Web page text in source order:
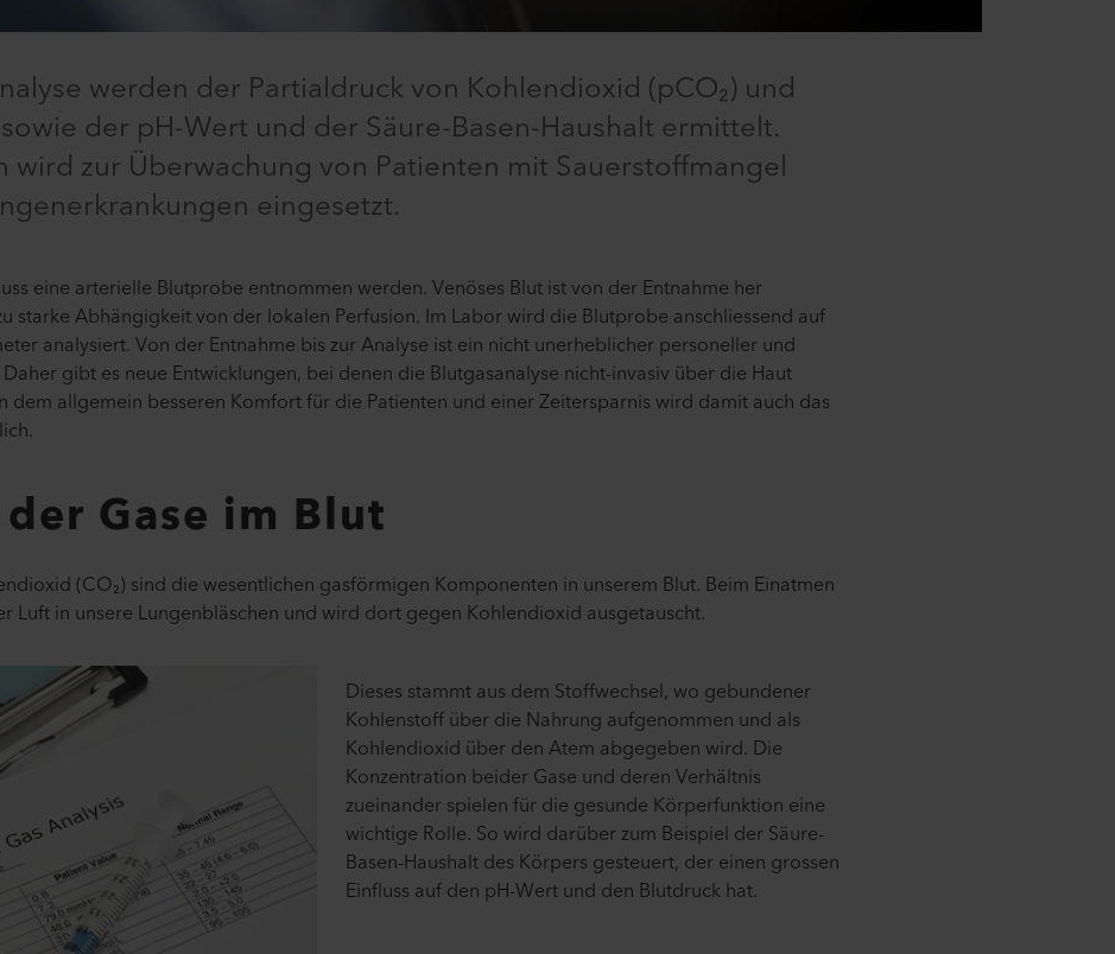
werden der Partialdruck von Kohlendioxid (pCO₂) und
der pH-Wert und der Säure-Basen-Haushalt ermittelt.
wird zur Überwachung von Patienten mit Sauerstoffmangel
eingesetzt.
eine arterielle Blutprobe entnommen werden. Venöses Blut ist von der Entnahme her
starke Abhängigkeit von der lokalen Perfusion. Im Labor wird die Blutprobe anschliessend auf
analysiert. Von der Entnahme bis zur Analyse ist ein nicht unerheblicher personeller und
gibt es neue Entwicklungen, bei denen die Blutgasanalyse nicht-invasiv über die Haut
allgemein besseren Komfort für die Patienten und einer Zeitersparnis wird damit auch das
Gase im Blut
(CO₂) sind die wesentlichen gasförmigen Komponenten in unserem Blut. Beim Einatmen
Luft in unsere Lungenbläschen und wird dort gegen Kohlendioxid ausgetauscht.
Dieses stammt aus dem Stoffwechsel, wo gebundener
Kohlenstoff über die Nahrung aufgenommen und als
Kohlendioxid über den Atem abgegeben wird. Die
Konzentration beider Gase und deren Verhältnis
zueinander spielen für die gesunde Körperfunktion eine
wichtige Rolle. So wird darüber zum Beispiel der Säure-
Basen-Haushalt des Körpers gesteuert, der einen grossen
Einfluss auf den pH-Wert und den Blutdruck hat.